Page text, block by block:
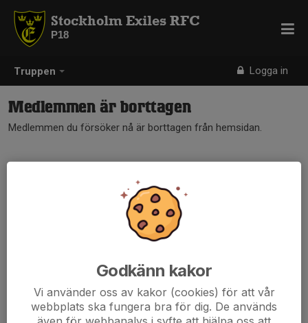
Truppen Logga in
Stockholm Exiles RFC
P18
Medlemmen är borttagen
Medlemmen du försöker nå är borttagen från hemsidan.
Godkänn kakor
Vi använder oss av kakor (cookies) för att vår
webbplats ska fungera bra för dig. De används